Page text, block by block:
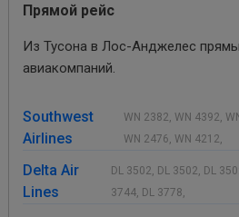
Прямой рейс
Из Тусона в Лос-Анджелес
авиакомпаний.
Southwest
Airlines
WN 2382, WN 4392,
WN 2476, WN 4212,
Delta Air
Lines
DL 3502, DL 3502, DL
3744, DL 3778,